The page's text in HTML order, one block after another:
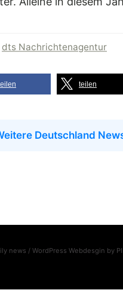
dts Nachrichtenagentur
teilen
Deutschland
news / WordPress Webdesgin by